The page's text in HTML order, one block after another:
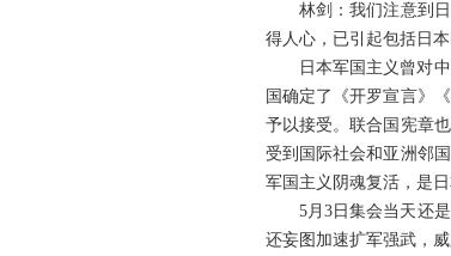
林剑：我们注意到
得人心，已引起包括日
日本军国主义曾对
国确定了《开罗宣言》
予以接受。联合国宪章
受到国际社会和亚洲邻
军国主义阴魂复活，是
5月3日集会当天还
还妄图加速扩军强武，